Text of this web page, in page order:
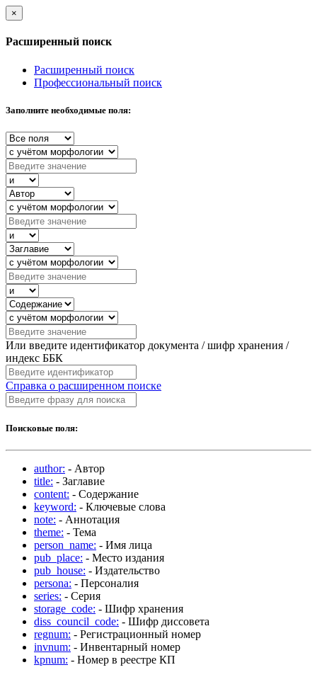
×
Расширенный поиск
Расширенный поиск
Профессиональный поиск
Заполните необходимые поля:
Или введите идентификатор документа / шифр хранения /
индекс ББК
Справка о расширенном поиске
Поисковые поля:
author: - Автор
title: - Заглавие
content: - Содержание
keyword: - Ключевые слова
note: - Аннотация
theme: - Тема
person_name: - Имя лица
pub_place: - Место издания
pub_house: - Издательство
persona: - Персоналия
series: - Серия
storage_code: - Шифр хранения
diss_council_code: - Шифр диссовета
regnum: - Регистрационный номер
invnum: - Инвентарный номер
kpnum: - Номер в реестре КП